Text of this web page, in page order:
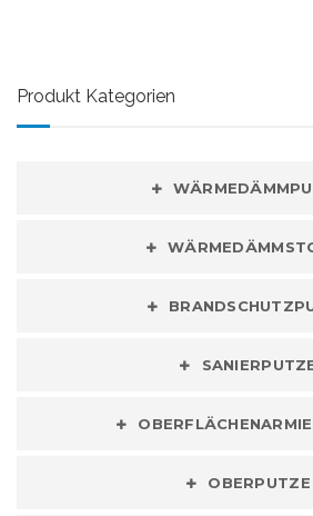
Produkt Kategorien
OBERPUTZE